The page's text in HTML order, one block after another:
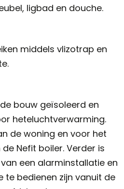
ligbad en douche.
middels vlizotrap en
bouw geïsoleerd en
heteluchtverwarming.
de woning en voor het
Nefit boiler. Verder is
een alarminstallatie en
te bedienen zijn vanuit de